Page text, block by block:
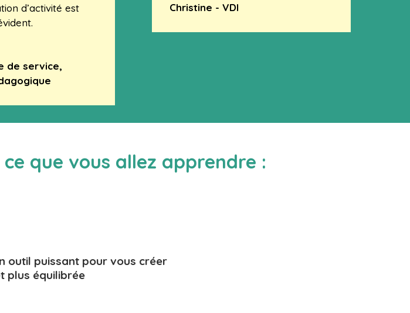
d’activité est
de service,
Christine - VDI
que vous allez apprendre :
outil puissant pour vous créer
plus équilibrée